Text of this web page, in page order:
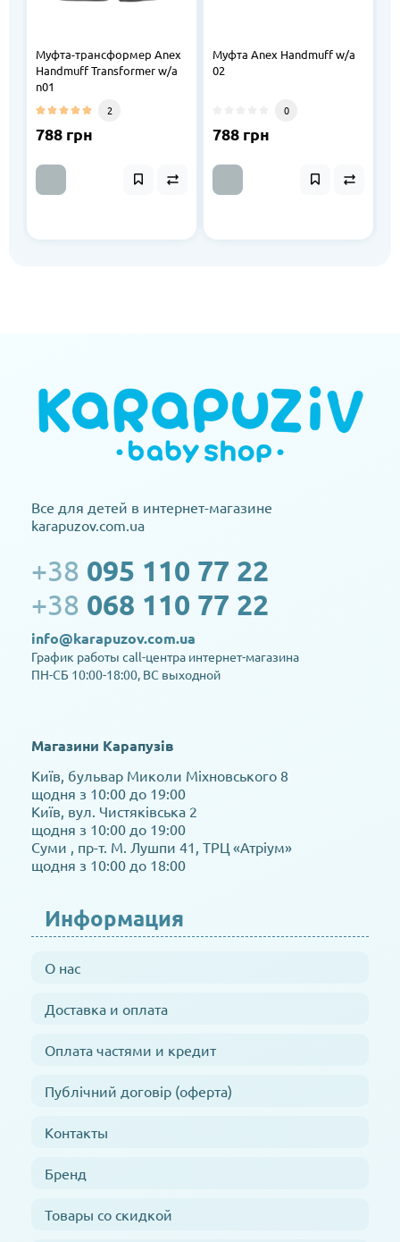
Муфта-трансформер Anex
Handmuff Transformer w/a
n01
2
788 грн
Муфта Anex Handmuff w/a
02
0
788 грн
Все для детей в интернет-магазине
karapuzov.com.ua
+38 095 110 77 22
+38 068 110 77 22
info@karapuzov.com.ua
График работы call-центра интернет-магазина
ПН-СБ 10:00-18:00, ВС выходной
Магазини Карапузів
Київ, бульвар Миколи Міхновського 8
щодня з 10:00 до 19:00
Київ, вул. Чистяківська 2
щодня з 10:00 до 19:00
Суми , пр-т. М. Лушпи 41, ТРЦ «Атріум»
щодня з 10:00 до 18:00
Информация
О нас
Доставка и оплата
Оплата частями и кредит
Публічний договір (оферта)
Контакты
Бренд
Товары со скидкой